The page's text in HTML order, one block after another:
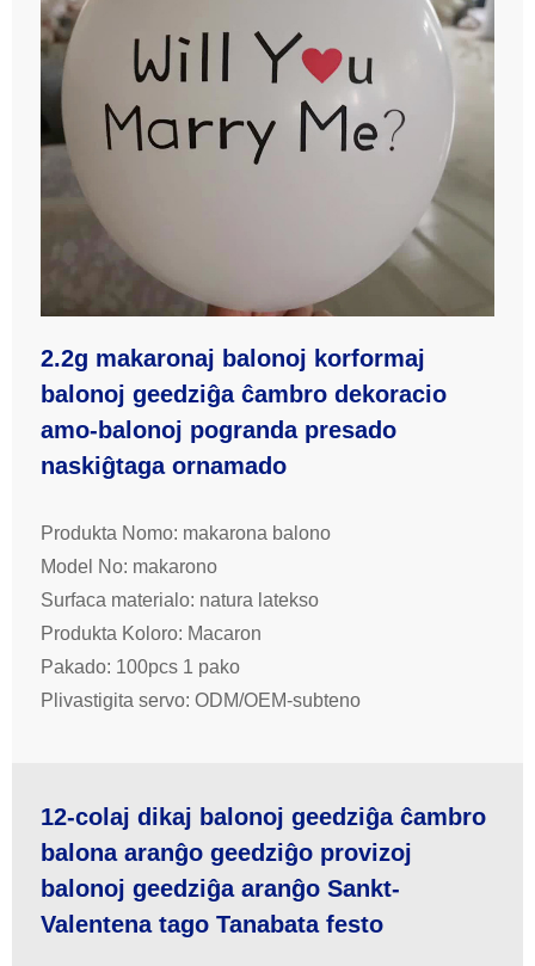
2.2g makaronaj balonoj korformaj
balonoj geedziĝa ĉambro dekoracio
amo-balonoj pogranda presado
naskiĝtaga ornamado
Produkta Nomo: makarona balono
Model No: makarono
Surfaca materialo: natura latekso
Produkta Koloro: Macaron
Pakado: 100pcs 1 pako
Plivastigita servo: ODM/OEM-subteno
12-colaj dikaj balonoj geedziĝa ĉambro
balona aranĝo geedziĝo provizoj
balonoj geedziĝa aranĝo Sankt-
Valentena tago Tanabata festo